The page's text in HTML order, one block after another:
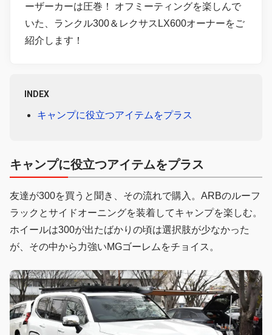
ーザーカーは圧巻！ オフミーティングを楽しんで
いた、ランクル300＆レクサスLX600オーナーをご
紹介します！
INDEX
キャンプに役立つアイテムをプラス
キャンプに役立つアイテムをプラス
友達が300を買うと聞き、その流れで購入。ARBのルーフ
ラックとサイドオーニングを装着してキャンプを楽しむ。
ホイールは300が出たばかりの頃は選択肢が少なかった
が、その中から力強いMGゴーレムをチョイス。